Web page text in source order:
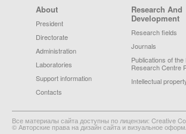
Footer Menu
About
President
Directorate
Administration
Laboratories
Support information
Contacts
Research And
Development
Research fields
Journals
Publications of the
Research Centre
Intellectual
Все материалы сайта доступны по лицензии: Creative
© Авторские права на дизайн сайта и визуальное